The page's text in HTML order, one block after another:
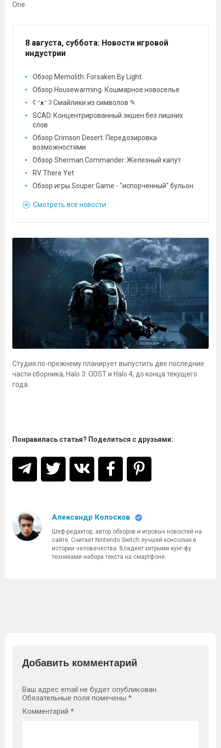
One.
8 августа, суббота: Новости игровой
индустрии
Обзор Memolith: Forsaken By Light
Обзор Housewarming. Кошмарное новоселье
ʕ ᵔᴥᵔ ʔ Смайлики из символов ✎
SCAD. Концентрированный экшен без лишних
слов
Обзор Crimson Desert. Передозировка
возможностями
Обзор Sherman Commander. Железный капут
RV There Yet
Обзор игры Souper Game - "испорченный" бульон
Смотреть все новости
Студия по-прежнему планирует выпустить две последние
части сборника, Halo 3: ODST и Halo 4, до конца текущего
года.
Понравилась статья? Поделиться с друзьями:
Александр Колосков
Шеф-редактор, автор обзоров и игровых новостей на
сайте. Считает Nintendo Switch лучшей консолью в
истории человечества. Владеет хитрыми кунг-фу
техниками набора текста на смартфоне.
Добавить комментарий
Ваш адрес email не будет опубликован.
Обязательные поля помечены *
Комментарий *